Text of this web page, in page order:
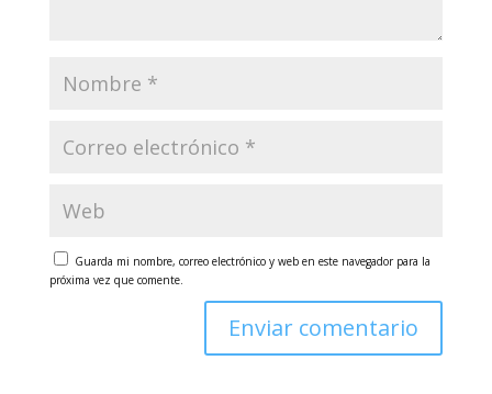
Guarda mi nombre, correo electrónico y web en este navegador para la
próxima vez que comente.